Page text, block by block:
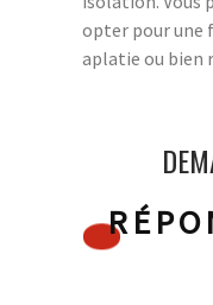
opter pour une
aplatie ou bien